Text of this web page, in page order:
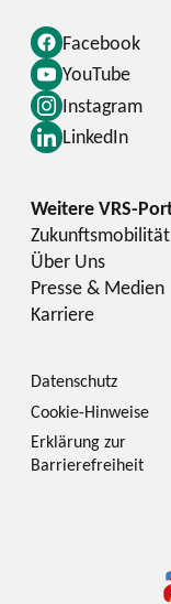
Facebook
YouTube
Instagram
LinkedIn
Zukunftsmobilität
Über Uns
Presse & Medien
Karriere
Datenschutz
Cookie-Hinweise
Erklärung zur
Barrierefreiheit